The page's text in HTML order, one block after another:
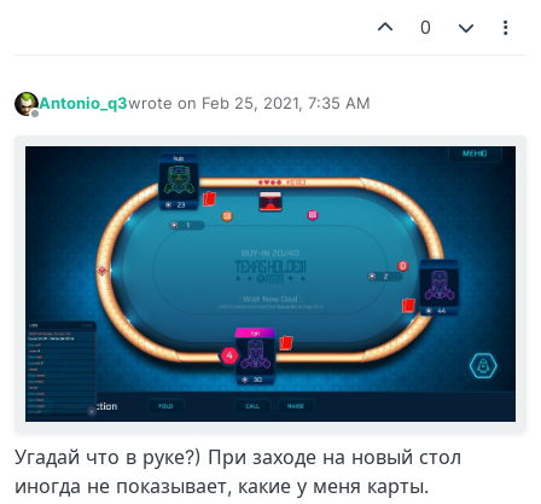
0
Antonio_q3wrote on Feb 25, 2021, 7:35 AM
last edited by
Угадай что в руке?) При заходе на новый стол
иногда не показывает, какие у меня карты.